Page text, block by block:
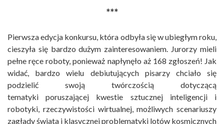
***
Pierwsza edycja konkursu, która odbyła się w ubiegłym roku,
cieszyła się bardzo dużym zainteresowaniem. Jurorzy mieli
pełne ręce roboty, ponieważ napłynęło aż 168 zgłoszeń! Jak
widać, bardzo wielu debiutujących pisarzy chciało się
podzielić swoją twórczością dotyczącą
tematyki poruszającej kwestie sztucznej inteligencji i
robotyki, rzeczywistości wirtualnej, możliwych scenariuszy
zagłady świata i klasycznej problematyki lotów kosmicznych